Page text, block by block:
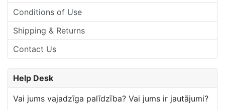
Conditions of Use
Shipping & Returns
Contact Us
Help Desk
Vai jums vajadzīga palīdzība? Vai jums ir jautājumi?